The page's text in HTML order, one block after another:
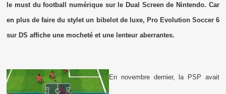
le must du football numérique sur le Dual Screen de Nintendo. Car
en plus de faire du stylet un bibelot de luxe, Pro Evolution Soccer 6
sur DS affiche une mocheté et une lenteur aberrantes.
En novembre dernier, la PSP avait